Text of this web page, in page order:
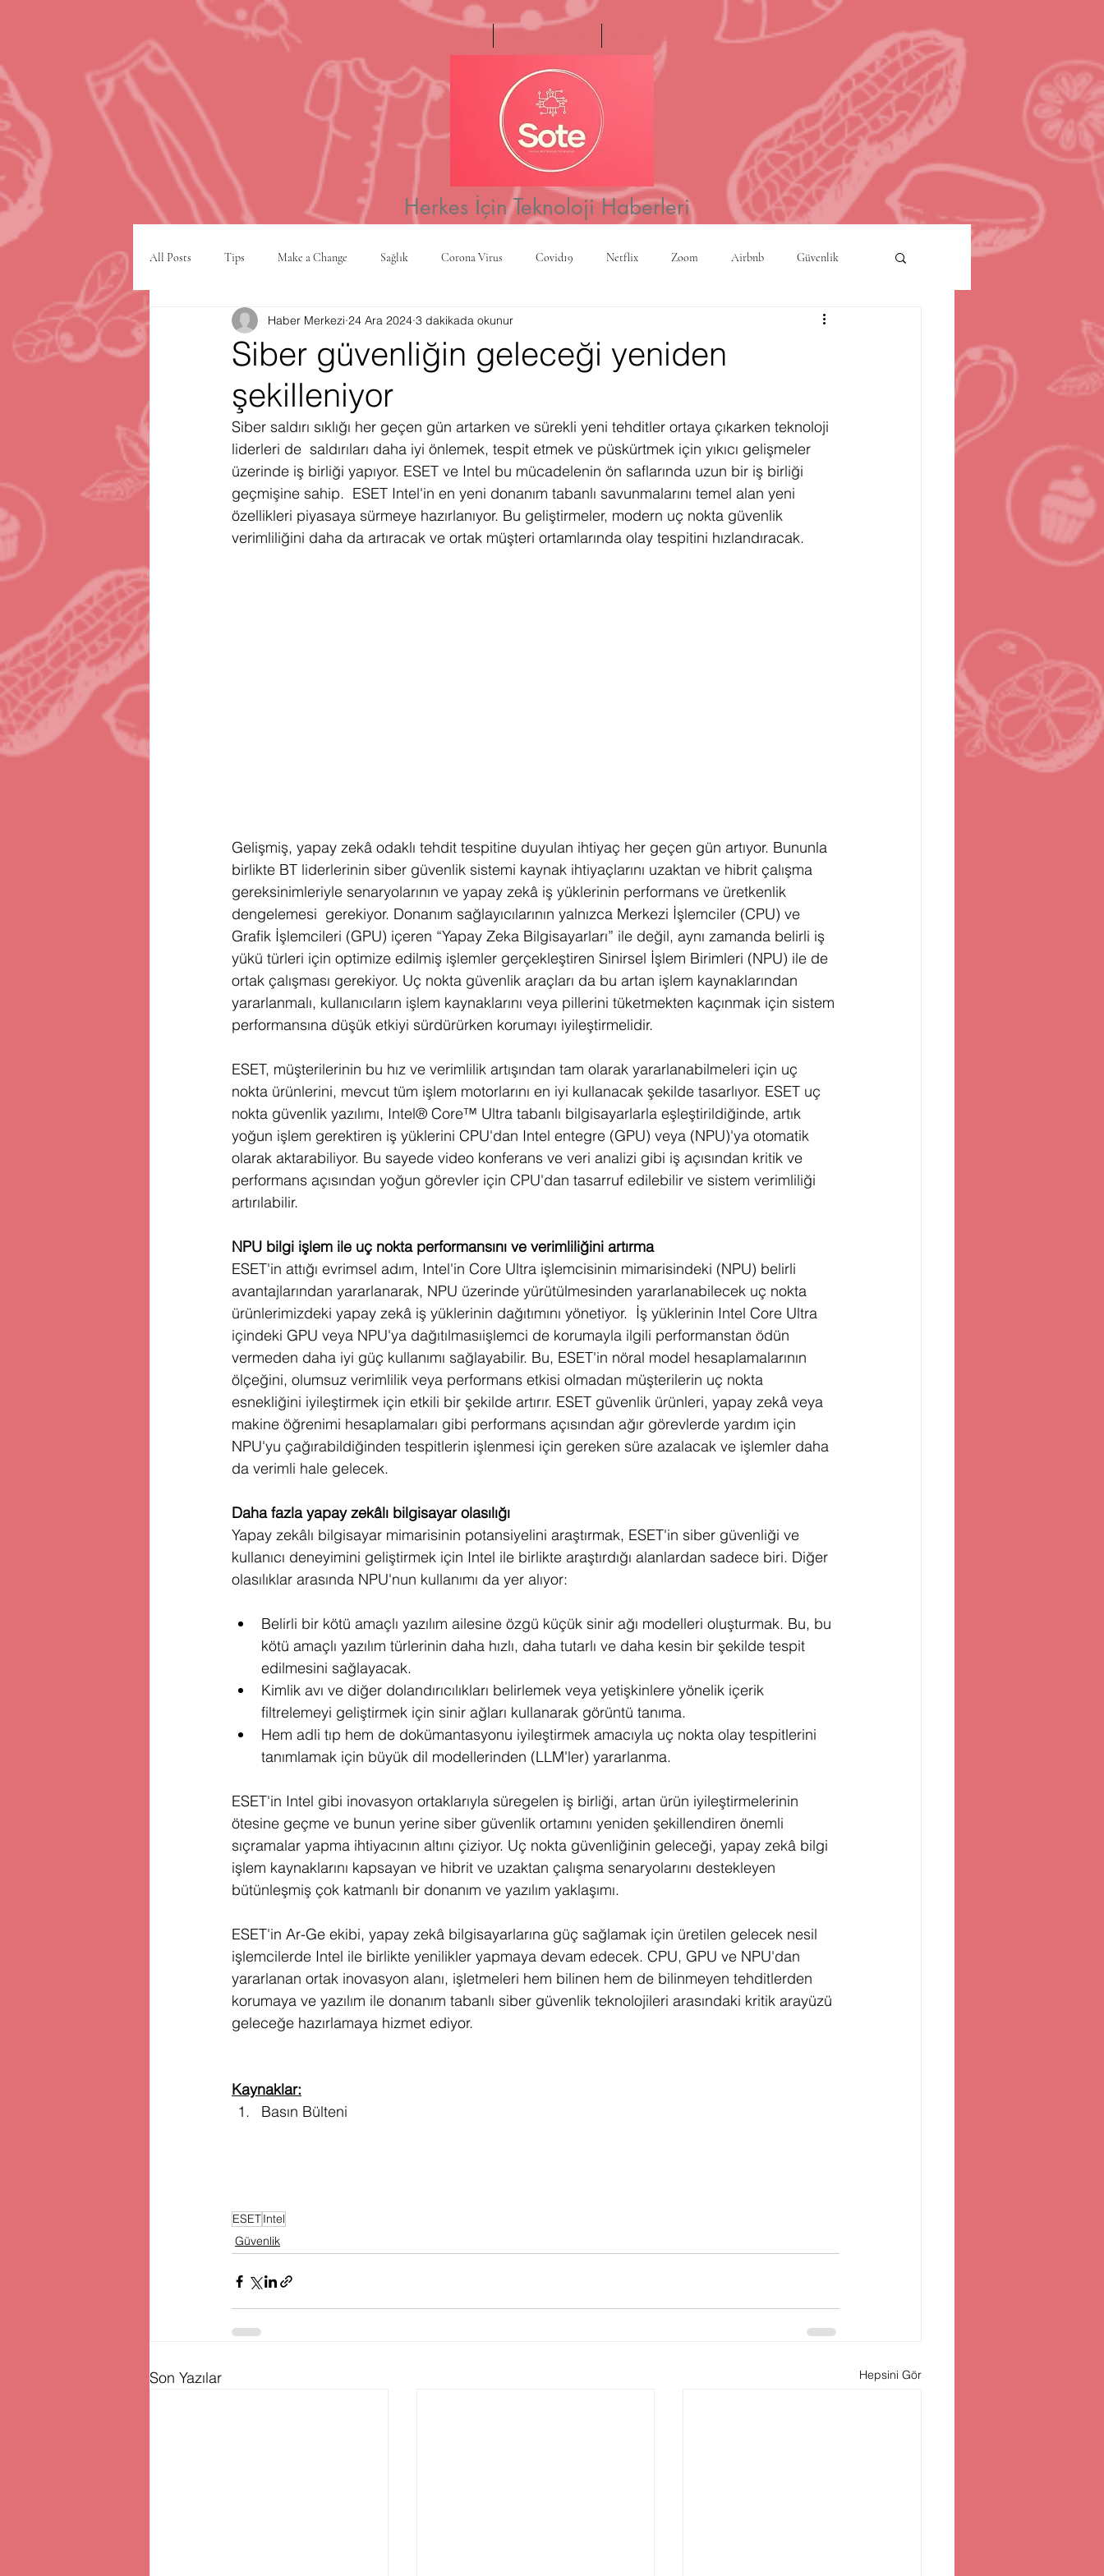
Haftanın Videosu
Herkes İçin Teknoloji Haberleri
All Posts Tips Make a Change Sağlık Corona Virus Covid19 Netflix Zoom Airbnb Güvenlik
VPN şehir planlama Yapay Zeka Kripto Para Akıllı Şehirler
Firma Satınalma Hediye Çekilişi
Avrupa Birliği Enerji Pazar Araştırması
Siber güvenliğin geleceği yeniden
şekilleniyor
Haber Merkezi 24 Ara 2024 3 dakikada okunur
Siber saldırı sıklığı her geçen gün artarken ve sürekli yeni tehditler ortaya çıkarken teknoloji
liderleri de  saldırıları daha iyi önlemek, tespit etmek ve püskürtmek için yıkıcı gelişmeler
üzerinde iş birliği yapıyor. ESET ve Intel bu mücadelenin ön saflarında uzun bir iş birliği
geçmişine sahip.  ESET Intel'in en yeni donanım tabanlı savunmalarını temel alan yeni
özellikleri piyasaya sürmeye hazırlanıyor. Bu geliştirmeler, modern uç nokta güvenlik
verimliliğini daha da artıracak ve ortak müşteri ortamlarında olay tespitini hızlandıracak.
Gelişmiş, yapay zekâ odaklı tehdit tespitine duyulan ihtiyaç her geçen gün artıyor. Bununla
birlikte BT liderlerinin siber güvenlik sistemi kaynak ihtiyaçlarını uzaktan ve hibrit çalışma
gereksinimleriyle senaryolarının ve yapay zekâ iş yüklerinin performans ve üretkenlik
dengelemesi  gerekiyor. Donanım sağlayıcılarının yalnızca Merkezi İşlemciler (CPU) ve
Grafik İşlemcileri (GPU) içeren “Yapay Zeka Bilgisayarları” ile değil, aynı zamanda belirli iş
yükü türleri için optimize edilmiş işlemler gerçekleştiren Sinirsel İşlem Birimleri (NPU) ile de
ortak çalışması gerekiyor. Uç nokta güvenlik araçları da bu artan işlem kaynaklarından
yararlanmalı, kullanıcıların işlem kaynaklarını veya pillerini tüketmekten kaçınmak için sistem
performansına düşük etkiyi sürdürürken korumayı iyileştirmelidir.
ESET, müşterilerinin bu hız ve verimlilik artışından tam olarak yararlanabilmeleri için uç
nokta ürünlerini, mevcut tüm işlem motorlarını en iyi kullanacak şekilde tasarlıyor. ESET uç
nokta güvenlik yazılımı, Intel® Core™ Ultra tabanlı bilgisayarlarla eşleştirildiğinde, artık
yoğun işlem gerektiren iş yüklerini CPU'dan Intel entegre (GPU) veya (NPU)'ya otomatik
olarak aktarabiliyor. Bu sayede video konferans ve veri analizi gibi iş açısından kritik ve
performans açısından yoğun görevler için CPU'dan tasarruf edilebilir ve sistem verimliliği
artırılabilir.
NPU bilgi işlem ile uç nokta performansını ve verimliliğini artırma
ESET'in attığı evrimsel adım, Intel'in Core Ultra işlemcisinin mimarisindeki (NPU) belirli
avantajlarından yararlanarak, NPU üzerinde yürütülmesinden yararlanabilecek uç nokta
ürünlerimizdeki yapay zekâ iş yüklerinin dağıtımını yönetiyor.  İş yüklerinin Intel Core Ultra
içindeki GPU veya NPU'ya dağıtılmasıişlemci de korumayla ilgili performanstan ödün
vermeden daha iyi güç kullanımı sağlayabilir. Bu, ESET'in nöral model hesaplamalarının
ölçeğini, olumsuz verimlilik veya performans etkisi olmadan müşterilerin uç nokta
esnekliğini iyileştirmek için etkili bir şekilde artırır. ESET güvenlik ürünleri, yapay zekâ veya
makine öğrenimi hesaplamaları gibi performans açısından ağır görevlerde yardım için
NPU'yu çağırabildiğinden tespitlerin işlenmesi için gereken süre azalacak ve işlemler daha
da verimli hale gelecek.
Daha fazla yapay zekâlı bilgisayar olasılığı
Yapay zekâlı bilgisayar mimarisinin potansiyelini araştırmak, ESET'in siber güvenliği ve
kullanıcı deneyimini geliştirmek için Intel ile birlikte araştırdığı alanlardan sadece biri. Diğer
olasılıklar arasında NPU'nun kullanımı da yer alıyor:
Belirli bir kötü amaçlı yazılım ailesine özgü küçük sinir ağı modelleri oluşturmak. Bu, bu
kötü amaçlı yazılım türlerinin daha hızlı, daha tutarlı ve daha kesin bir şekilde tespit
edilmesini sağlayacak.
Kimlik avı ve diğer dolandırıcılıkları belirlemek veya yetişkinlere yönelik içerik
filtrelemeyi geliştirmek için sinir ağları kullanarak görüntü tanıma.
Hem adli tıp hem de dokümantasyonu iyileştirmek amacıyla uç nokta olay tespitlerini
tanımlamak için büyük dil modellerinden (LLM'ler) yararlanma.
ESET'in Intel gibi inovasyon ortaklarıyla süregelen iş birliği, artan ürün iyileştirmelerinin
ötesine geçme ve bunun yerine siber güvenlik ortamını yeniden şekillendiren önemli
sıçramalar yapma ihtiyacının altını çiziyor. Uç nokta güvenliğinin geleceği, yapay zekâ bilgi
işlem kaynaklarını kapsayan ve hibrit ve uzaktan çalışma senaryolarını destekleyen
bütünleşmiş çok katmanlı bir donanım ve yazılım yaklaşımı.
ESET'in Ar-Ge ekibi, yapay zekâ bilgisayarlarına güç sağlamak için üretilen gelecek nesil
işlemcilerde Intel ile birlikte yenilikler yapmaya devam edecek. CPU, GPU ve NPU'dan
yararlanan ortak inovasyon alanı, işletmeleri hem bilinen hem de bilinmeyen tehditlerden
korumaya ve yazılım ile donanım tabanlı siber güvenlik teknolojileri arasındaki kritik arayüzü
geleceğe hazırlamaya hizmet ediyor.
Kaynaklar:
Basın Bülteni
ESETIntel
Güvenlik
Son Yazılar Hepsini Gör